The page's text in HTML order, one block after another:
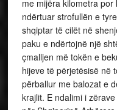
me mijëra kilometra
ndërtuar strofullën e
shqiptar të cilët në
paku e ndërtojnë një
çmalljen më tokën e
hijeve të përjetësisë në
përballur me balozat e
krajlit. E ndalimi i